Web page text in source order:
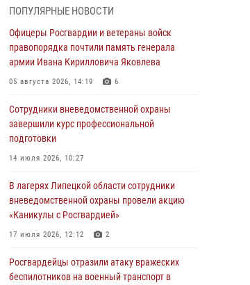
выездов по сигналу «Тревога»
04 августа 2026, 11:36
В ЛНР спецназовцы Росгвардии уничтожили
ударные и разведывательные беспилотники
04 августа 2026, 09:05
Росгвардия обеспечила безопасность
граждан на праздновании Дня ВДВ в
03 августа 2026, 13:43 1
Росгвардейцы обеспечили безопасность
граждан в День Лев-Толстовского района
Росгвардия противодействует БПЛА ВСУ на
ПОПУЛЯРНЫЕ НОВОСТИ
Офицеры Росгвардии и ветераны войск
правопорядка почтили память генерала
армии Ивана Кирилловича Яковлева
05 августа 2026, 14:19 6
Сотрудники вневедомственной охраны
завершили курс профессиональной
подготовки
14 июля 2026, 10:27
В лагерях Липецкой области сотрудники
вневедомственной охраны провели акцию
«Каникулы с Росгвардией»
17 июля 2026, 12:12 2
Росгвардейцы отразили атаку вражеских
беспилотников на военный транспорт в